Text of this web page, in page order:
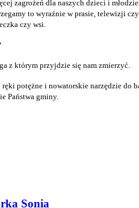
zagrożeń dla naszych dzieci i
to wyraźnie w prasie, telewizji czy
czy wsi.
z którym przyjdzie się nam zmierzyć.
potężne i nowatorskie narzędzie do
Państwa gminy.
Sonia